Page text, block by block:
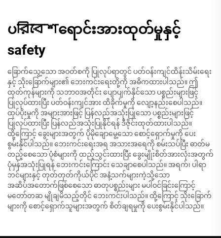
ပরিবেশရောင်းအားထုတ်မှုနှင့်
safety
ခြောက်သွေ့သော အဝတ်စကို ပြုလုပ်ရာတွင် ပတ်ဝန်းကျင်ထိန်းသိမ်းရေး
နှင့် သိုးခြောက်များ၏ ဘေးကင်းရေးတို့ကို အဓိကထားပါသည်။ ဤ
ထုတ်ကုန်များကို သဘာဝအတိုင်း ပျောပျက်နိုင်သော ပစ္စည်းများဖြင့်
ပြုလုပ်ထားပြီး ပတ်ဝန်းကျင်အား ထိခိုက်မှုကို လျော့နည်းစေပါသည်။
ထုပ်ပိုးမှုကို အများအားဖြင့် ပြန်လည်အသုံးပြုသော ပစ္စည်းများဖြင့်
ပြုလုပ်ထားပြီး ပြန်လည်အသုံးပြုနိုင်ရန် ဒီဇိုင်းထုတ်ထားပါသည်။
ထို့ကြောင့် ခွေးများအတွက် ပိုမိုချောမွေ့သော စောင့်ရှောက်မှုကို ပေး
စွမ်းနိုင်ပါသည်။ ဘေးကင်းရေးအရ အသားအရေကို စမ်းသပ်ပြီး ဓာတ်မ
တည့်စေသော ပုံစံများကို ထည့်သွင်းထားပြီး ခွေးမျိုးစိတ်အားလုံးအတွက်
ပုံမှန်အသုံးပြုရန် ဘေးကင်းကြောင်း သေချာစေပါသည်။ အရက်၊ ပါရာ
ဘင်များနှင့် တုတ်တုတ်ကိုယ်ပိုင် အနံ့သက်များကဲ့သို့သော
အဆိပ်အတောက်ဖြစ်စေသော ဓာတုပစ္စည်းများ မပါဝင်ခြင်းကြောင့်
မတော်တဆ မျိုချမိသည့်တိုင် ဘေးကင်းပါသည်။ ထို့ကြောင့် သိုးခြောက်
များကို စောင့်ရှောက်သူများအတွက် စိတ်ချရမှုကို ပေးစွမ်းနိုင်ပါသည်။